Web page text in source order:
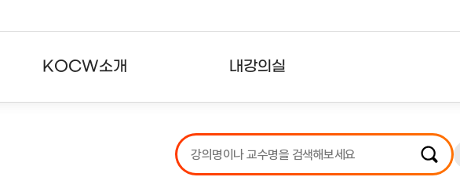
KOCW소개 내강의실
강의리스트
수강확인증강의